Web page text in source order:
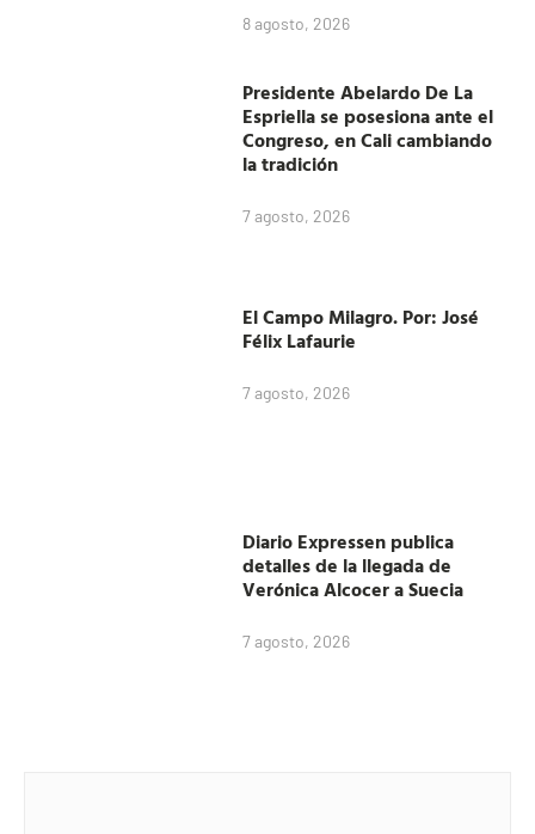
8 agosto, 2026
Presidente Abelardo De La
Espriella se posesiona ante el
Congreso, en Cali cambiando
la tradición
7 agosto, 2026
El Campo Milagro. Por: José
Félix Lafaurie
7 agosto, 2026
Diario Expressen publica
detalles de la llegada de
Verónica Alcocer a Suecia
7 agosto, 2026